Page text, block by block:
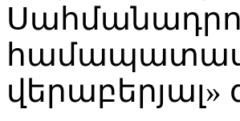
վերաբերյալ»